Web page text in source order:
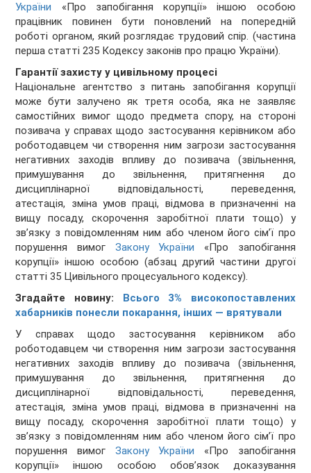
України «Про запобігання корупції» іншою особою
працівник повинен бути поновлений на попередній
роботі органом, який розглядає трудовий спір. (частина
перша статті 235 Кодексу законів про працю України).
Гарантії захисту у цивільному процесі
Національне агентство з питань запобігання корупції
може бути залучено як третя особа, яка не заявляє
самостійних вимог щодо предмета спору, на стороні
позивача у справах щодо застосування керівником або
роботодавцем чи створення ним загрози застосування
негативних заходів впливу до позивача (звільнення,
примушування до звільнення, притягнення до
дисциплінарної відповідальності, переведення,
атестація, зміна умов праці, відмова в призначенні на
вищу посаду, скорочення заробітної плати тощо) у
зв’язку з повідомленням ним або членом його сім’ї про
порушення вимог Закону України «Про запобігання
корупції» іншою особою (абзац другий частини другої
статті 35 Цивільного процесуального кодексу).
Згадайте новину: Всього 3% високопоставлених
хабарників понесли покарання, інших — врятували
У справах щодо застосування керівником або
роботодавцем чи створення ним загрози застосування
негативних заходів впливу до позивача (звільнення,
примушування до звільнення, притягнення до
дисциплінарної відповідальності, переведення,
атестація, зміна умов праці, відмова в призначенні на
вищу посаду, скорочення заробітної плати тощо) у
зв’язку з повідомленням ним або членом його сім’ї про
порушення вимог Закону України «Про запобігання
корупції» іншою особою обов’язок доказування